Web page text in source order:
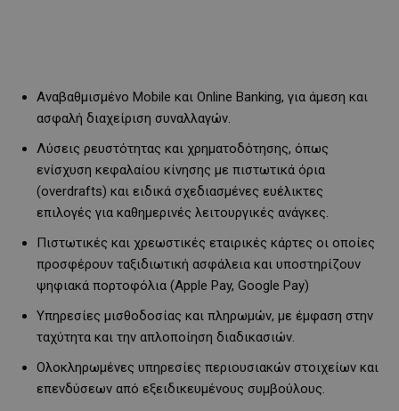
Αναβαθμισμένο Mobile και Online Banking, για άμεση και
ασφαλή διαχείριση συναλλαγών.
Λύσεις ρευστότητας και χρηματοδότησης, όπως
ενίσχυση κεφαλαίου κίνησης με πιστωτικά όρια
(overdrafts) και ειδικά σχεδιασμένες ευέλικτες
επιλογές για καθημερινές λειτουργικές ανάγκες.
Πιστωτικές και χρεωστικές εταιρικές κάρτες οι οποίες
προσφέρουν ταξιδιωτική ασφάλεια και υποστηρίζουν
ψηφιακά πορτοφόλια (Apple Pay, Google Pay)
Υπηρεσίες μισθοδοσίας και πληρωμών, με έμφαση στην
ταχύτητα και την απλοποίηση διαδικασιών.
Ολοκληρωμένες υπηρεσίες περιουσιακών στοιχείων και
επενδύσεων από εξειδικευμένους συμβούλους.